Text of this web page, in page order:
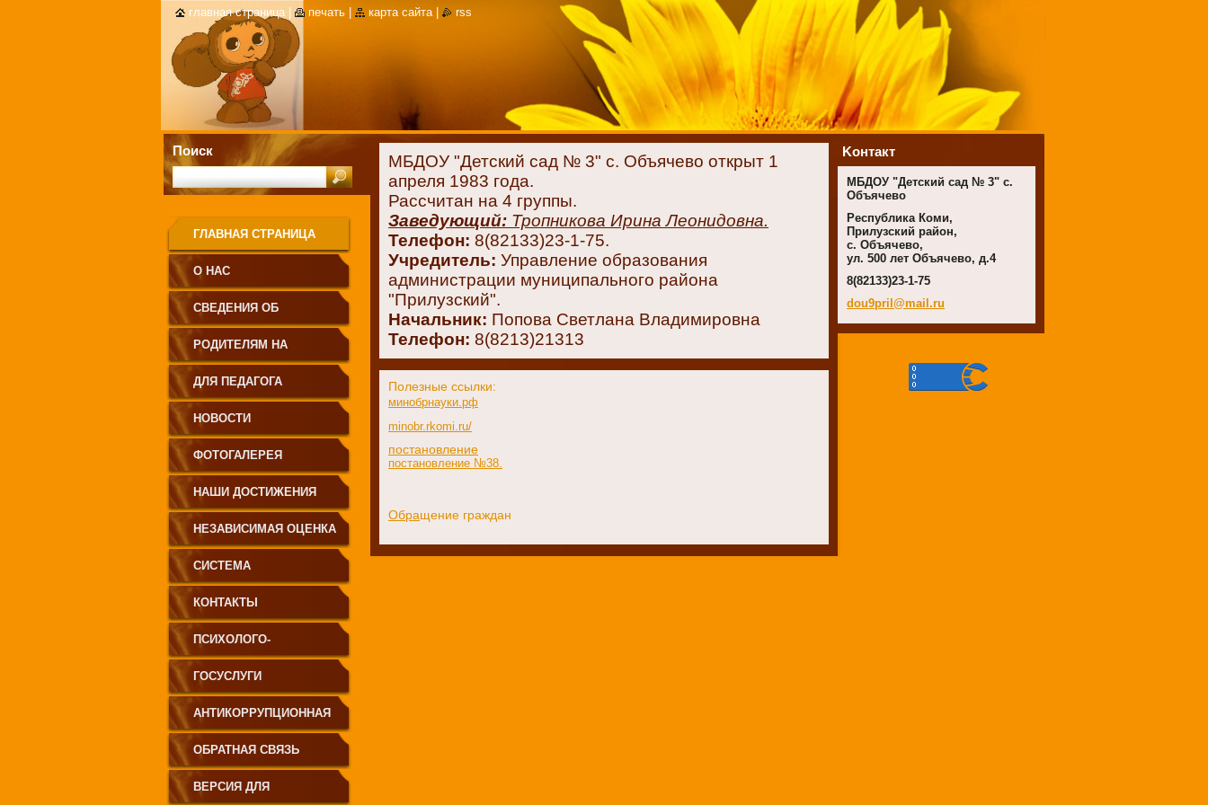
МБДОУ "Детский сад № 3" с. Объячево открыт 1
апреля 1983 года.
Расcчитан на 4 группы.
Заведующий: Тропникова Ирина Леонидовна.
Телефон: 8(82133)23-1-75.
Учредитель: Управление образования
администрации муниципального района
"Прилузский".
Начальник: Попова Светлана Владимировна
Телефон: 8(8213)21313
Полезные ссылки:
минобрнауки.рф
minobr.rkomi.ru/
постановление
постановление №38.
Обращение граждан
ГЛАВНАЯ СТРАНИЦА
О НАС
СВЕДЕНИЯ ОБ
ОБРАЗОВАТЕЛЬНОЙ
ОРГАНИЗАЦИИ
РОДИТЕЛЯМ НА
ЗАМЕТКУ
ДЛЯ ПЕДАГОГА
НОВОСТИ
ФОТОГАЛЕРЕЯ
НАШИ ДОСТИЖЕНИЯ
НЕЗАВИСИМАЯ ОЦЕНКА
КАЧЕСТВА
СИСТЕМА
ОБЕСПЕЧЕНИЯ
ПСИХОЛОГО-
ПЕДАГОГИЧЕСКОГО
СОПРОВОЖДЕНИЯ
КОНТАКТЫ
ПСИХОЛОГО-
ПЕДАГОГИЧЕСКОЕ
СОПРОВОЖДЕНИЕ
ОБРАЗОВАТЕЛЬНОГО
ПРОЦЕССА
ГОСУСЛУГИ
АНТИКОРРУПЦИОННАЯ
ДЕЯТЕЛЬНОСТЬ В ДОУ
ОБРАТНАЯ СВЯЗЬ
ВЕРСИЯ ДЛЯ
Koнтакт
МБДОУ "Детский сад № 3" с.
Объячево
Республика Коми,
Прилузский район,
с. Объячево,
ул. 500 лет Объячево, д.4
8(82133)23-1-75
dou9pril @mail.ru
Поиск
главная страница печать карта сайта rss